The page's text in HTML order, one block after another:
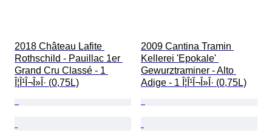
2018 Château Lafite
Rothschild - Pauillac 1er
Grand Cru Classé - 1
Î¦Î¹Î¬Î»Î· (0,75L)
2009 Cantina Tramin
Kellerei 'Epokale'
Gewurztraminer - Alto
Adige - 1 Î¦Î¹Î¬Î»Î· (0,75L)